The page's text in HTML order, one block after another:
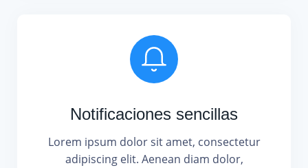
Notificaciones sencillas
Lorem ipsum dolor sit amet, consectetur
adipiscing elit. Aenean diam dolor,